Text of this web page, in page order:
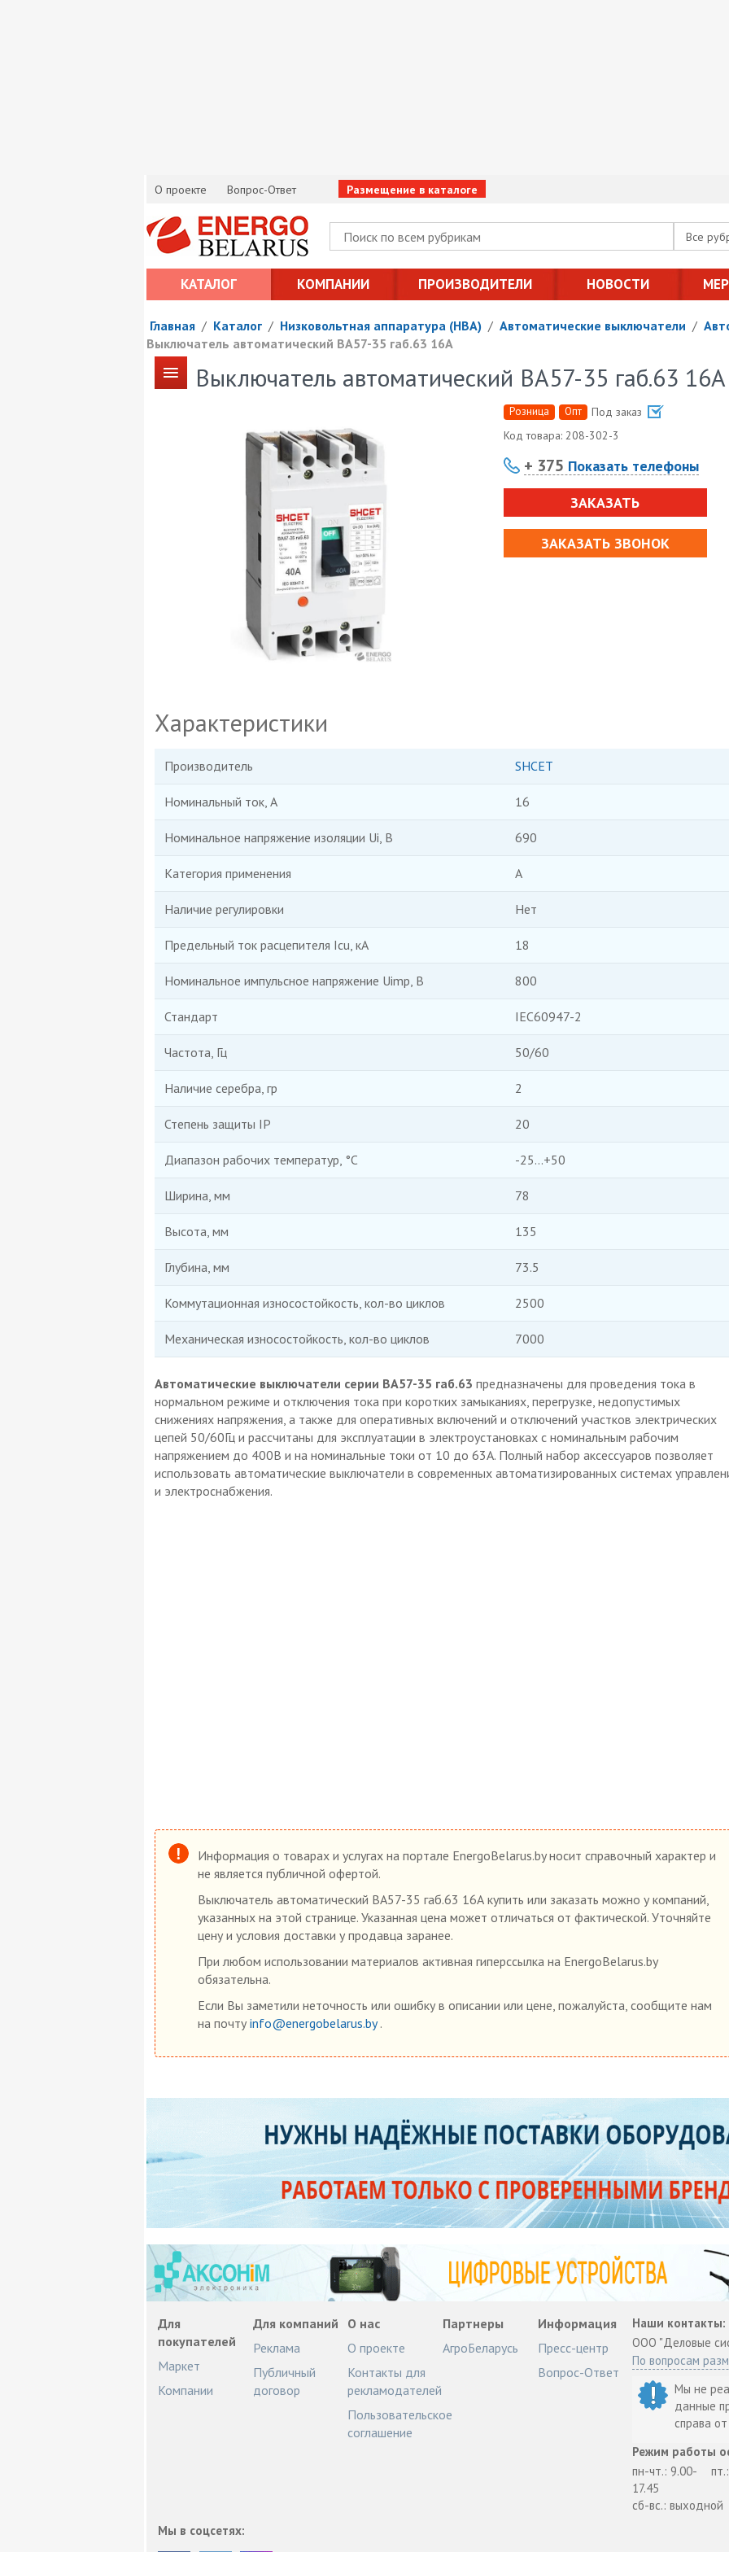
О проекте Вопрос-Ответ Размещение в каталоге
Все
КАТАЛОГ КОМПАНИИ ПРОИЗВОДИТЕЛИ НОВОСТИ
Главная / Каталог / Низковольтная аппаратура (НВА) / Автоматические выключатели /
Выключатель автоматический ВА57-35 габ.63 16А
Выключатель автоматический ВА57-35 габ.63 16А
Розница Опт
Под заказ
Код товара: 208-302-3
+ 375 Показать телефоны
ЗАКАЗАТЬ
ЗАКАЗАТЬ ЗВОНОК
Характеристики
Производитель SHCET
Номинальный ток, А 16
Номинальное напряжение изоляции Ui, В 690
Категория применения А
Наличие регулировки Нет
Предельный ток расцепителя Icu, кА 18
Номинальное импульсное напряжение Uimp, В 800
Стандарт IEC60947-2
Частота, Гц 50/60
Наличие серебра, гр 2
Степень защиты IP 20
Диапазон рабочих температур, °C -25...+50
Ширина, мм 78
Высота, мм 135
Глубина, мм 73.5
Коммутационная износостойкость, кол-во циклов 2500
Механическая износостойкость, кол-во циклов 7000
Автоматические выключатели серии ВА57-35 габ.63 предназначены для проведения тока в
нормальном режиме и отключения тока при коротких замыканиях, перегрузке, недопустимых
снижениях напряжения, а также для оперативных включений и отключений участков электрических
цепей 50/60Гц и рассчитаны для эксплуатации в электроустановках с номинальным рабочим
напряжением до 400В и на номинальные токи от 10 до 63А. Полный набор аксессуаров позволяет
использовать автоматические выключатели в современных автоматизированных системах
и электроснабжения.
Информация о товарах и услугах на портале EnergoBelarus.by носит справочный характер и
не является публичной офертой.
Выключатель автоматический ВА57-35 габ.63 16А купить или заказать можно у компаний,
указанных на этой странице. Указанная цена может отличаться от фактической. Уточняйте
цену и условия доставки у продавца заранее.
При любом использовании материалов активная гиперссылка на EnergoBelarus.by
обязательна.
Если Вы заметили неточность или ошибку в описании или цене, пожалуйста, сообщите нам
на почту info@energobelarus.by.
Для
покупателей
Маркет
Компании
Для компаний
Реклама
Публичный
договор
О нас
О проекте
Контакты для
рекламодателей
Пользовательское
соглашение
Партнеры
АгроБеларусь
Информация
Пресс-центр
Вопрос-Ответ
Наши контакты:
ООО "Деловые
По вопросам
Мы не
данные
справа
Режим работы
пн-чт.: 9.00-
17.45
сб-вс.: выходной
Мы в соцсетях: